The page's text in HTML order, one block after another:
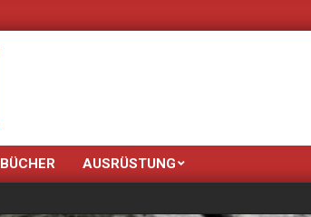
BÜCHER AUSRÜSTUNG